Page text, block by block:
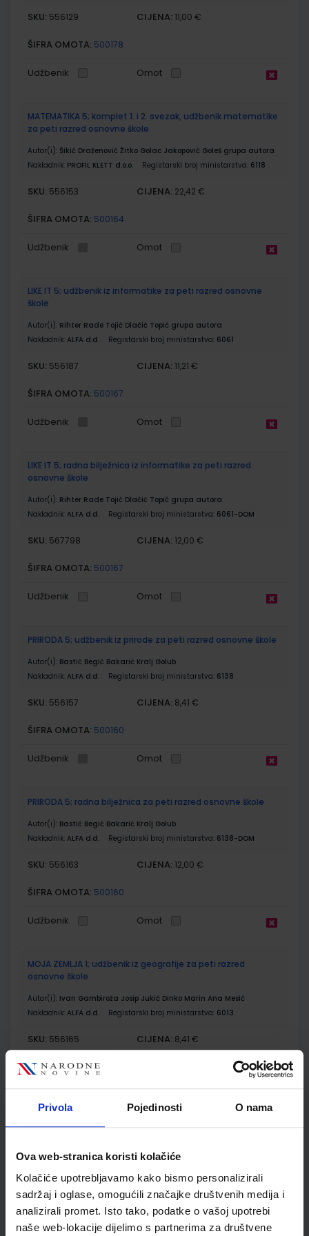
Privola Pojedinosti O nama
Ova web-stranica koristi kolačiće
Kolačiće upotrebljavamo kako bismo personalizirali
sadržaj i oglase, omogućili značajke društvenih medija i
analizirali promet. Isto tako, podatke o vašoj upotrebi
naše web-lokacije dijelimo s partnerima za društvene
SKU: 556129 CIJENA: 11,00 €
ŠIFRA OMOTA: 500178
Udžbenik Omot
MATEMATIKA 5; komplet 1. i 2. svezak, udžbenik matematike
za peti razred osnovne škole
Autor(i): Šikić Draženović Žitko Golac Jakopović Goleš grupa autora
Nakladnik: PROFIL KLETT d.o.o. Registarski broj ministarstva: 6118
SKU: 556153 CIJENA: 22,42 €
ŠIFRA OMOTA: 500164
Udžbenik Omot
LIKE IT 5; udžbenik iz informatike za peti razred osnovne
škole
Autor(i): Rihter Rade Tojić Dlačić Topić grupa autora
Nakladnik: ALFA d.d. Registarski broj ministarstva: 6061
SKU: 556187 CIJENA: 11,21 €
ŠIFRA OMOTA: 500167
Udžbenik Omot
LIKE IT 5; radna bilježnica iz informatike za peti razred
osnovne škole
Autor(i): Rihter Rade Tojić Dlačić Topić grupa autora
Nakladnik: ALFA d.d. Registarski broj ministarstva: 6061-DOM
SKU: 567798 CIJENA: 12,00 €
ŠIFRA OMOTA: 500167
Udžbenik Omot
PRIRODA 5; udžbenik iz prirode za peti razred osnovne škole
Autor(i): Bastić Begić Bakarić Kralj Golub
Nakladnik: ALFA d.d. Registarski broj ministarstva: 6138
SKU: 556157 CIJENA: 8,41 €
ŠIFRA OMOTA: 500160
Udžbenik Omot
PRIRODA 5; radna bilježnica za peti razred osnovne škole
Autor(i): Bastić Begić Bakarić Kralj Golub
Nakladnik: ALFA d.d. Registarski broj ministarstva: 6138-DOM
SKU: 556163 CIJENA: 12,00 €
ŠIFRA OMOTA: 500160
Udžbenik Omot
MOJA ZEMLJA 1; udžbenik iz geografije za peti razred
osnovne škole
Autor(i): Ivan Gambiroža Josip Jukić Dinko Marin Ana Mesić
Nakladnik: ALFA d.d. Registarski broj ministarstva: 6013
SKU: 556165 CIJENA: 8,41 €
ŠIFRA OMOTA: 500167
osnovne škole
Autor(i):
Ivan Gambiroža Josip Jukić Dinko Marin Ana Mesić
SKU:556166 CIJENA:12,00 €